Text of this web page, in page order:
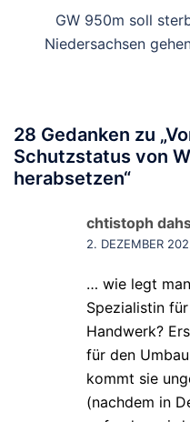
GW 950m soll
Niedersachsen
28 Gedanken zu „
Schutzstatus von
herabsetzen“
chtistoph
2. DEZEMBER
… wie legt
Spezialistin
Handwerk?
für den
kommt sie
(nachdem in